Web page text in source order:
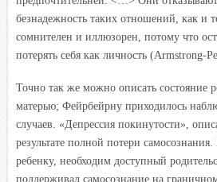
безнадежность таких отношений, как и
сомнителен и иллюзорен, потому что
потерять себя как личность (Armstrong-
Точно так же можно описать состояние
матерью; Фейрбейрну приходилось
случаев. «Депрессия покинутости»,
результате полной потери
ребенку, необходим доступный
поддерживал самосознание на